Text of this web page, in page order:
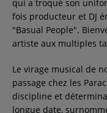
Contact
Régie Publicitaire
qui a troqué son
fois producteur et DJ
"Basual People".
artiste aux multiples
Le virage musical de
passage chez les
discipline et
longue date,